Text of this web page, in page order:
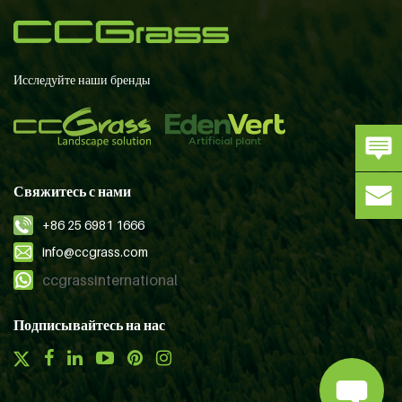
Исследуйте наши бренды
Свяжитесь с нами
+86 25 6981 1666
info@ccgrass.com
ccgrassinternational
Подписывайтесь на нас